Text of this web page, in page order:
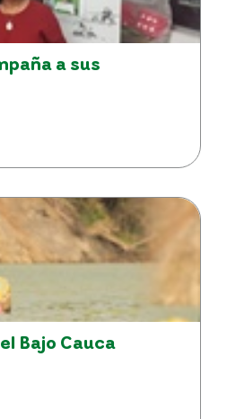
a sus
Bajo Cauca